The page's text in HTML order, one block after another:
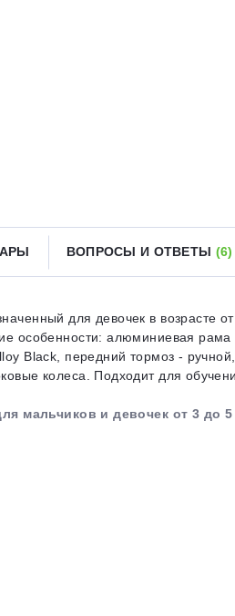
ВОПРОСЫ И ОТВЕТЫ (6)
для девочек в возрасте
особенности: алюминиевая рама
Black, передний тормоз -
колеса. Подходит для
мальчиков и девочек от 3 до 5